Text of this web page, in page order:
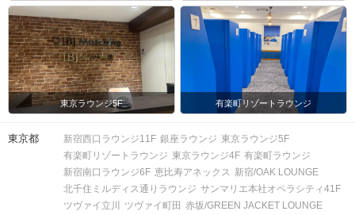
時間
・15分前より受付開始。開催は1時間
～1時間半を予定。
※開始時刻から30分以上遅れる場合は
参加をご遠慮いただいております。
人数
・6対6程度で進行予定。（最少開催人
数：3対3）
の可能性がございます。
※募集締め切り以降のキャンセルによ
っては
男女差が変動する場合がございま
す。
東京ラウンジ5F 有楽町リゾートラウンジ
東京都 新宿西口ラウンジ11F 銀座ラウンジ 東京ラウンジ5F
有楽町リゾートラウンジ 東京ラウンジ4F 有楽町ラウンジ
新宿南口ラウンジ6F 恵比寿アネックス 新宿/OAK LOUNGE
北千住ミルディス通りラウンジ サンマリエ本社オペラシティ41F
ツヴァイ立川
ツヴァイ町田 赤坂/GREEN JACKET LOUNGE